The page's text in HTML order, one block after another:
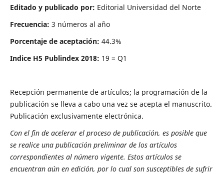
Editado y publicado por: Editorial Universidad del Norte
Frecuencia: 3 números al año
Porcentaje de aceptación: 44.3%
Indice H5 Publindex 2018: 19 = Q1
Recepción permanente de artículos; la programación de la
publicación se lleva a cabo una vez se acepta el manuscrito.
Publicación exclusivamente electrónica.
Con el fin de acelerar el proceso de publicación, es posible que
se realice una publicación preliminar de los artículos
correspondientes al número vigente. Estos artículos se
encuentran aún en edición, por lo cual son susceptibles de sufrir